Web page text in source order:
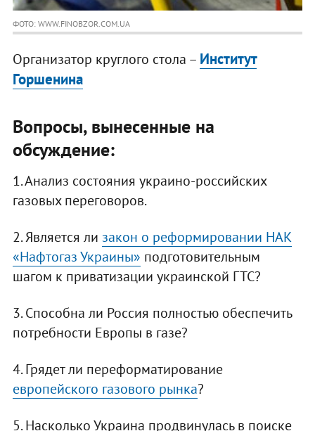
ФОТО: WWW.FINOBZOR.COM.UA
Организатор круглого стола – Институт
Горшенина
Вопросы, вынесенные на
обсуждение:
1. Анализ состояния украино-российских
газовых переговоров.
2. Является ли закон о реформировании НАК
«Нафтогаз Украины» подготовительным
шагом к приватизации украинской ГТС?
3. Способна ли Россия полностью обеспечить
потребности Европы в газе?
4. Грядет ли переформатирование
европейского газового рынка?
5. Насколько Украина продвинулась в поиске